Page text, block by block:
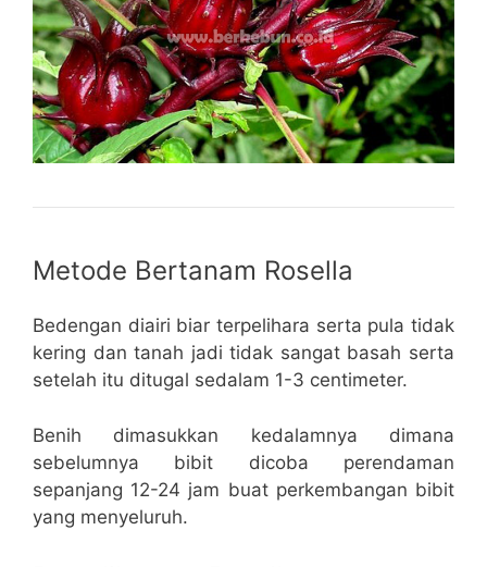
Metode Bertanam Rosella
Bedengan diairi biar terpelihara serta pula tidak
kering dan tanah jadi tidak sangat basah serta
setelah itu ditugal sedalam 1-3 centimeter.
Benih dimasukkan kedalamnya dimana
sebelumnya bibit dicoba perendaman
sepanjang 12-24 jam buat perkembangan bibit
yang menyeluruh.